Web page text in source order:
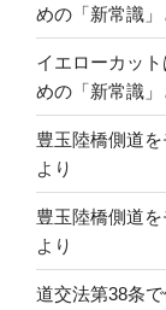
めの「新常識
イエローカッ
めの「新常識
豊玉陸橋側道
より
豊玉陸橋側道
より
道交法第38条